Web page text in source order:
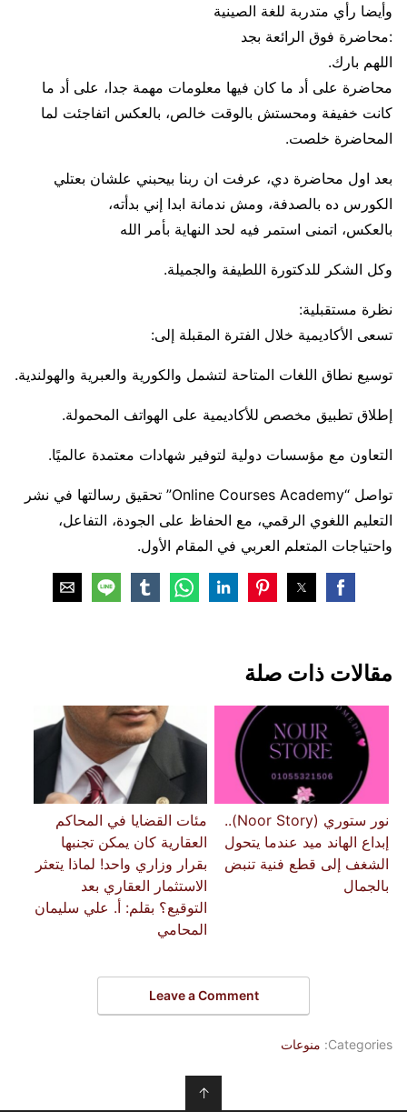
وأيضا رأي متدربة للغة الصينية
:محاضرة فوق الرائعة بجد
اللهم بارك.
محاضرة على أد ما كان فيها معلومات مهمة جدا، على أد ما
كانت خفيفة ومحستش بالوقت خالص، بالعكس اتفاجئت لما
المحاضرة خلصت.
بعد اول محاضرة دي، عرفت ان ربنا بيحبني علشان بعتلي
الكورس ده بالصدفة، ومش ندمانة ابدا إني بدأته،
بالعكس، اتمنى استمر فيه لحد النهاية بأمر الله
وكل الشكر للدكتورة اللطيفة والجميلة.
نظرة مستقبلية:
تسعى الأكاديمية خلال الفترة المقبلة إلى:
توسيع نطاق اللغات المتاحة لتشمل والكورية والعبرية والهولندية.
إطلاق تطبيق مخصص للأكاديمية على الهواتف المحمولة.
التعاون مع مؤسسات دولية لتوفير شهادات معتمدة عالميًا.
تواصل “Online Courses Academy” تحقيق رسالتها في نشر
التعليم اللغوي الرقمي، مع الحفاظ على الجودة، التفاعل،
واحتياجات المتعلم العربي في المقام الأول.
مقالات ذات صلة
نور ستوري (Noor Story)..
إبداع الهاند ميد عندما يتحول
الشغف إلى قطع فنية تنبض
بالجمال
مئات القضايا في المحاكم
العقارية كان يمكن تجنبها
بقرار وزاري واحد! لماذا يتعثر
الاستثمار العقاري بعد
التوقيع؟ ​بقلم: أ. علي سليمان
المحامي
Leave a Comment
Categories: منوعات
↑